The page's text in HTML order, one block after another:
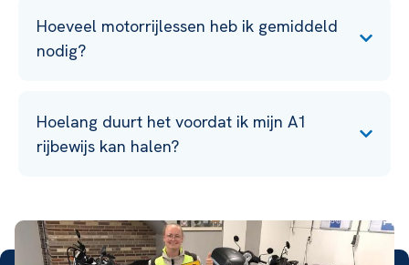
Hoeveel motorrijlessen heb ik gemiddeld
nodig?
Hoelang duurt het voordat ik mijn A1
rijbewijs kan halen?